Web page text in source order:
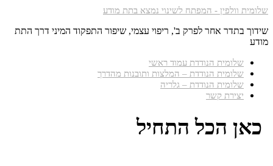
שלומית וולפין - המפתח לשינוי נמצא בתת מודע
שידוך בתדר אחר לפרק ב', ריפוי עצמי, שיפור התפקוד המיני דרך התת
מודע
שלומית הנודדת עמוד ראשי
שלומית הנודדת – המלצות ותובנות מהדרך
שלומית הנודדת – גלריה
יצירת קשר
כאן הכל התחיל